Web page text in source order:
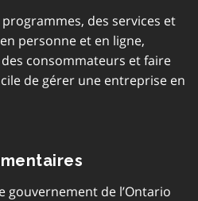
des services et
personne et en ligne,
consommateurs et faire
de gérer une entreprise en
gouvernement de l’Ontario